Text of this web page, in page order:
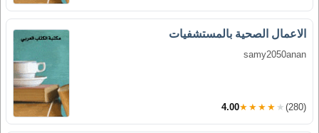
الاعمال الصحية بالمستشفيات
samy2050anan
4.00★★★★★ (280)